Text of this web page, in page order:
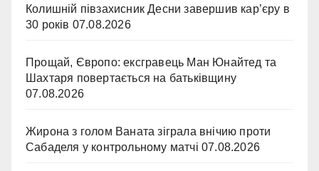
Колишній півзахисник Десни завершив кар’єру в
30 років 07.08.2026
Прощай, Європо: ексгравець Ман Юнайтед та
Шахтаря повертається на батьківщину
07.08.2026
Жирона з голом Ваната зіграла внічию проти
Сабаделя у контрольному матчі 07.08.2026